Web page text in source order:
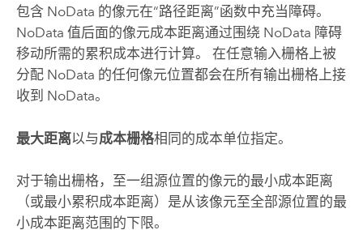
包含 NoData 的像元在“路径距离”函数中充当障碍。
NoData 值后面的像元成本距离通过围绕 NoData 障碍
移动所需的累积成本进行计算。 在任意输入栅格上被
分配 NoData 的任何像元位置都会在所有输出栅格上接
收到 NoData。
最大距离以与成本栅格相同的成本单位指定。
对于输出栅格，至一组源位置的像元的最小成本距离
（或最小累积成本距离）是从该像元至全部源位置的最
小成本距离范围的下限。